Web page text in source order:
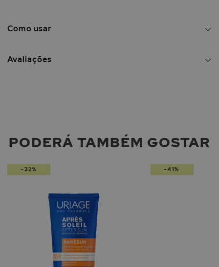
Como usar
Avaliações
PODERÁ TAMBÉM GOSTAR
-32% -41%